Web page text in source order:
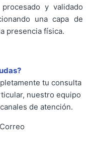
y validado
una capa de
presencia física.
tu consulta
nuestro equipo
de atención.